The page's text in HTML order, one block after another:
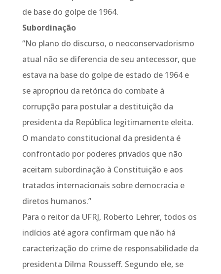
de base do golpe de 1964.
Subordinação
“No plano do discurso, o neoconservadorismo
atual não se diferencia de seu antecessor, que
estava na base do golpe de estado de 1964 e
se apropriou da retórica do combate à
corrupção para postular a destituição da
presidenta da República legitimamente eleita.
O mandato constitucional da presidenta é
confrontado por poderes privados que não
aceitam subordinação à Constituição e aos
tratados internacionais sobre democracia e
diretos humanos.”
Para o reitor da UFRJ, Roberto Lehrer, todos os
indícios até agora confirmam que não há
caracterização do crime de responsabilidade da
presidenta Dilma Rousseff. Segundo ele, se